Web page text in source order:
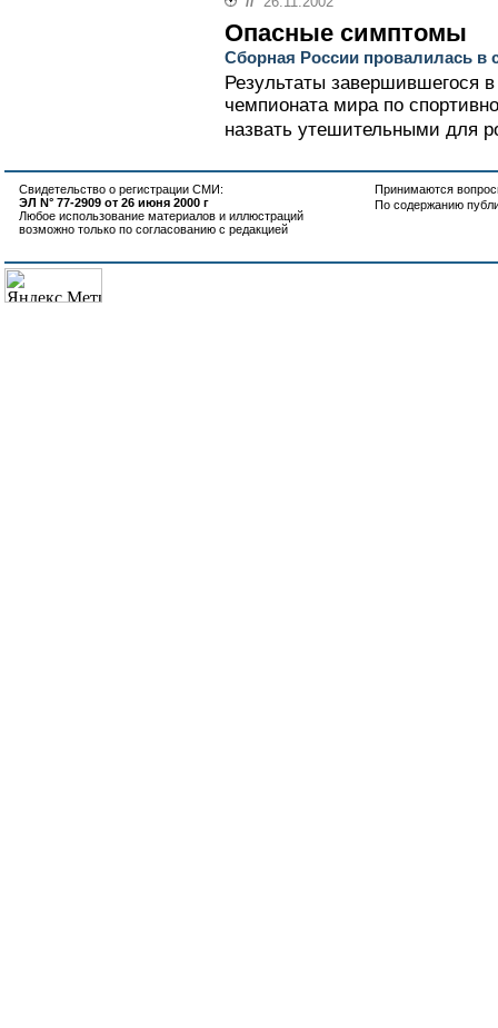
Опасные симптомы
Сборная России провалилась в
Результаты завершившегося
чемпионата мира по
назвать утешительными для
Свидетельство о регистрации СМИ:
ЭЛ N° 77-2909 от 26 июня 2000 г
Любое использование материалов и иллюстраций
возможно только по согласованию с редакцией
Принимаются
По содержанию